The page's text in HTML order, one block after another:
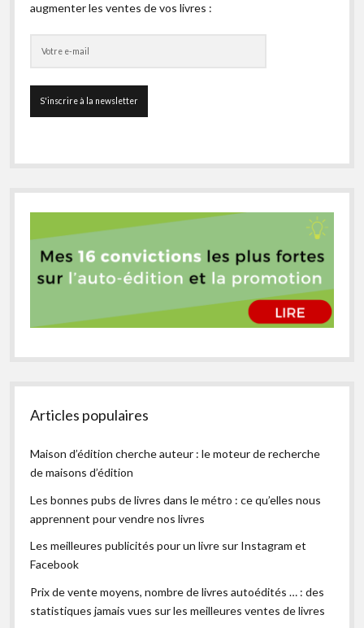
augmenter les ventes de vos livres :
Articles populaires
Maison d’édition cherche auteur : le moteur de recherche
de maisons d’édition
Les bonnes pubs de livres dans le métro : ce qu’elles nous
apprennent pour vendre nos livres
Les meilleures publicités pour un livre sur Instagram et
Facebook
Prix de vente moyens, nombre de livres autoédités … : des
statistiques jamais vues sur les meilleures ventes de livres